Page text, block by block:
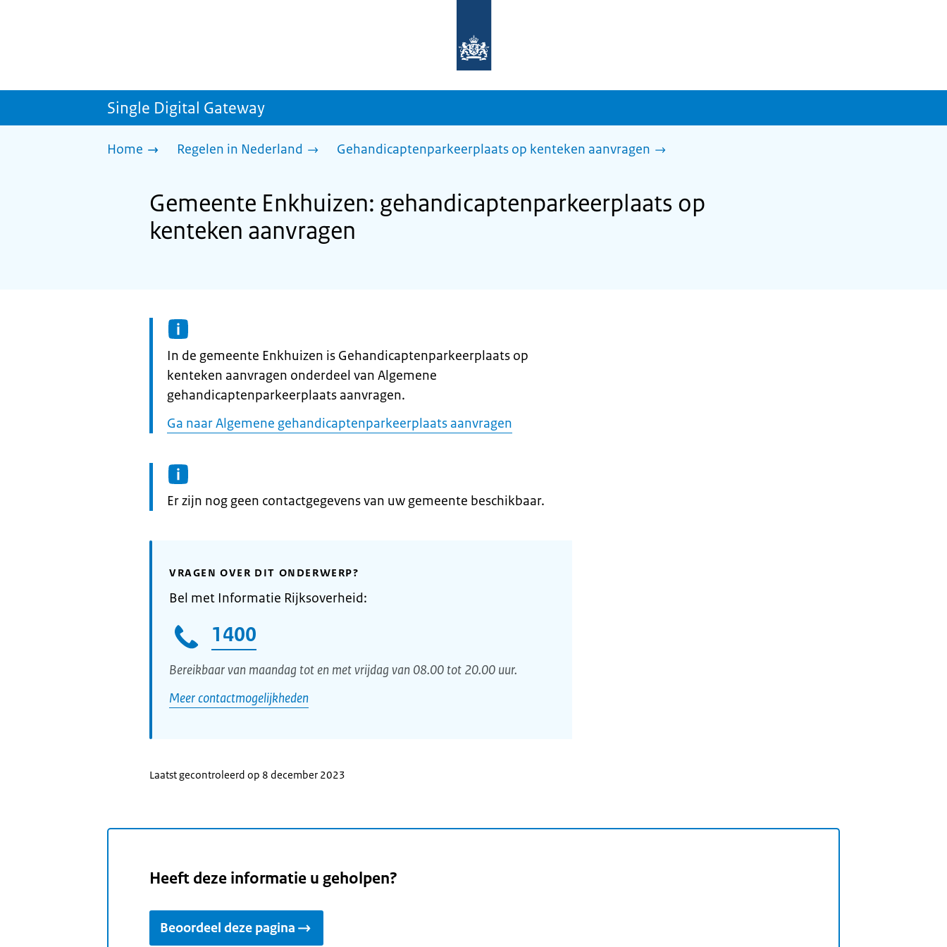
homepage
sdg.rijksoverheid.nl
Single Digital Gateway
Home Regelen in Nederland Gehandicaptenparkeerplaats op kenteken aanvragen
Gemeente Enkhuizen: gehandicaptenparkeerplaats op
kenteken aanvragen
Informatie:
In de gemeente Enkhuizen is Gehandicaptenparkeerplaats op
kenteken aanvragen onderdeel van Algemene
gehandicaptenparkeerplaats aanvragen.
Ga naar Algemene gehandicaptenparkeerplaats aanvragen
Informatie:
Er zijn nog geen contactgegevens van uw gemeente beschikbaar.
VRAGEN OVER DIT ONDERWERP?
Bel met Informatie Rijksoverheid:
1400
Bereikbaar van maandag tot en met vrijdag van 08.00 tot 20.00 uur.
Meer contactmogelijkheden
Laatst gecontroleerd op 8 december 2023
Heeft deze informatie u geholpen?
Beoordeel deze pagina